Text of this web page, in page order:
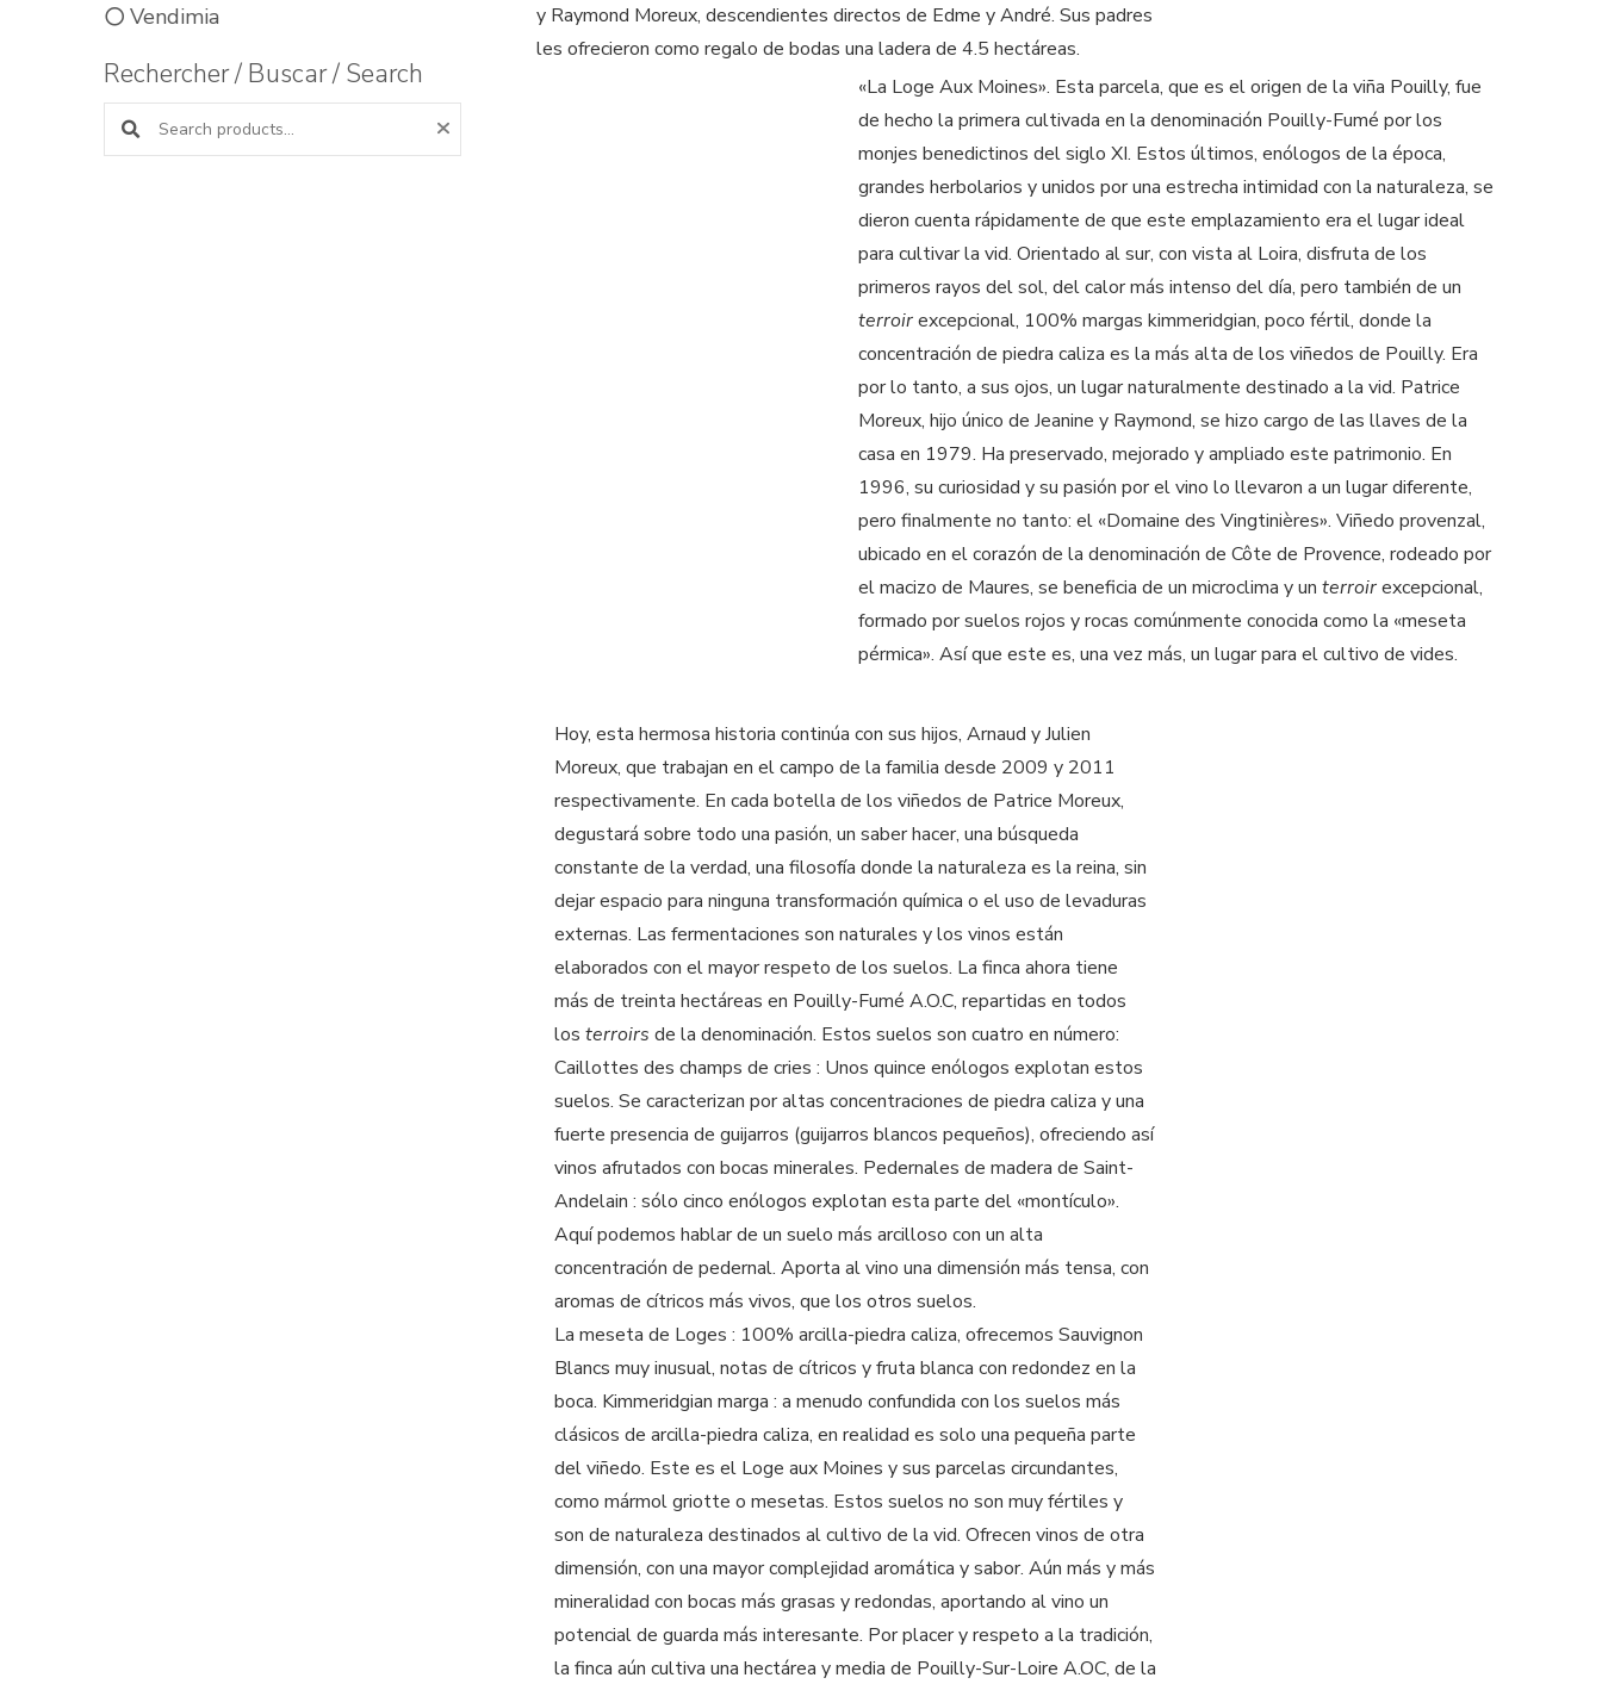
y Raymond Moreux, descendientes directos de Edme y André. Sus padres
les ofrecieron como regalo de bodas una ladera de 4.5 hectáreas.
«La Loge Aux Moines». Esta parcela, que es el origen de la viña Pouilly, fue
de hecho la primera cultivada en la denominación Pouilly-Fumé por los
monjes benedictinos del siglo XI. Estos últimos, enólogos de la época,
grandes herbolarios y unidos por una estrecha intimidad con la naturaleza, se
dieron cuenta rápidamente de que este emplazamiento era el lugar ideal
para cultivar la vid. Orientado al sur, con vista al Loira, disfruta de los
primeros rayos del sol, del calor más intenso del día, pero también de un
terroirexcepcional, 100% margas kimmeridgian, poco fértil, donde la
concentración de piedra caliza es la más alta de los viñedos de Pouilly. Era
por lo tanto, a sus ojos, un lugar naturalmente destinado a la vid. Patrice
Moreux, hijo único de Jeanine y Raymond, se hizo cargo de las llaves de la
casa en 1979. Ha preservado, mejorado y ampliado este patrimonio. En
1996, su curiosidad y su pasión por el vino lo llevaron a un lugar diferente,
pero finalmente no tanto: el «Domaine des Vingtinières». Viñedo provenzal,
ubicado en el corazón de la denominación de Côte de Provence, rodeado por
el macizo de Maures, se beneficia de un microclima y un terroirexcepcional,
formado por suelos rojos y rocas comúnmente conocida como la «meseta
pérmica». Así que este es, una vez más, un lugar para el cultivo de vides.
Hoy, esta hermosa historia continúa con sus hijos, Arnaud y Julien
Moreux, que trabajan en el campo de la familia desde 2009 y 2011
respectivamente. En cada botella de los viñedos de Patrice Moreux,
degustará sobre todo una pasión, un saber hacer, una búsqueda
constante de la verdad, una filosofía donde la naturaleza es la reina, sin
dejar espacio para ninguna transformación química o el uso de levaduras
externas. Las fermentaciones son naturales y los vinos están
elaborados con el mayor respeto de los suelos. La finca ahora tiene
más de treinta hectáreas en Pouilly-Fumé A.O.C, repartidas en todos
los terroirs de la denominación. Estos suelos son cuatro en número:
Caillottes des champs de cries : Unos quince enólogos explotan estos
suelos. Se caracterizan por altas concentraciones de piedra caliza y una
fuerte presencia de guijarros (guijarros blancos pequeños), ofreciendo así
vinos afrutados con bocas minerales. Pedernales de madera de Saint-
Andelain : sólo cinco enólogos explotan esta parte del «montículo».
Aquí podemos hablar de un suelo más arcilloso con un alta
concentración de pedernal. Aporta al vino una dimensión más tensa, con
aromas de cítricos más vivos, que los otros suelos.
La meseta de Loges : 100% arcilla-piedra caliza, ofrecemos Sauvignon
Blancs muy inusual, notas de cítricos y fruta blanca con redondez en la
boca. Kimmeridgian marga : a menudo confundida con los suelos más
clásicos de arcilla-piedra caliza, en realidad es solo una pequeña parte
del viñedo. Este es el Loge aux Moines y sus parcelas circundantes,
como mármol griotte o mesetas. Estos suelos no son muy fértiles y
son de naturaleza destinados al cultivo de la vid. Ofrecen vinos de otra
dimensión, con una mayor complejidad aromática y sabor. Aún más y más
mineralidad con bocas más grasas y redondas, aportando al vino un
potencial de guarda más interesante. Por placer y respeto a la tradición,
la finca aún cultiva una hectárea y media de Pouilly-Sur-Loire A.OC, de la
Vendimia
Rechercher / Buscar / Search
Buscar productos: